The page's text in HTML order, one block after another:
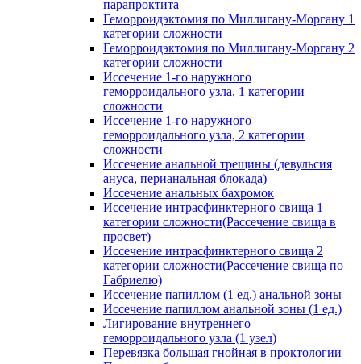
парапроктита
Геморроидэктомия по Миллигану-Моргану 1
категории сложности
Геморроидэктомия по Миллигану-Моргану 2
категории сложности
Иссечение 1-го наружного
геморроидального узла, 1 категории
сложности
Иссечение 1-го наружного
геморроидального узла, 2 категории
сложности
Иссечение анальной трещины (девульсия
ануса, перианальная блокада)
Иссечение анальных бахромок
Иссечение интрасфинктерного свища 1
категории сложности(Рассечение свища в
просвет)
Иссечение интрасфинктерного свища 2
категории сложности(Рассечение свища по
Габриелю)
Иссечение папиллом (1 ед.) анальной зоны
Иссечение папиллом анальной зоны (1 ед.)
Лигирование внутреннего
геморроидального узла (1 узел)
Перевязка большая гнойная в проктологии